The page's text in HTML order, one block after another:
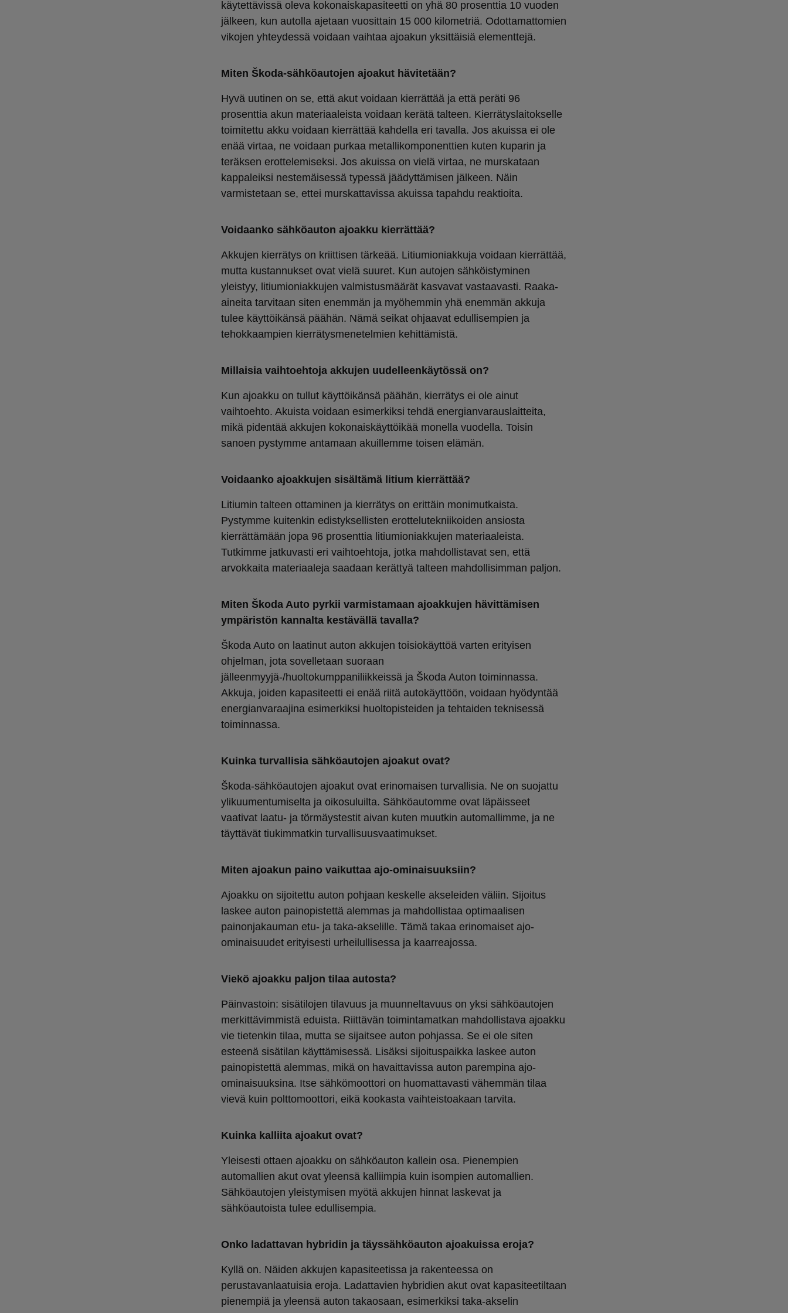
käytettävissä oleva kokonaiskapasiteetti on yhä 80 prosenttia 10 vuoden
jälkeen, kun autolla ajetaan vuosittain 15 000 kilometriä. Odottamattomien
vikojen yhteydessä voidaan vaihtaa ajoakun yksittäisiä elementtejä.
Miten Škoda-sähköautojen ajoakut hävitetään?
Hyvä uutinen on se, että akut voidaan kierrättää ja että peräti 96
prosenttia akun materiaaleista voidaan kerätä talteen. Kierrätyslaitokselle
toimitettu akku voidaan kierrättää kahdella eri tavalla. Jos akuissa ei ole
enää virtaa, ne voidaan purkaa metallikomponenttien kuten kuparin ja
teräksen erottelemiseksi. Jos akuissa on vielä virtaa, ne murskataan
kappaleiksi nestemäisessä typessä jäädyttämisen jälkeen. Näin
varmistetaan se, ettei murskattavissa akuissa tapahdu reaktioita.
Voidaanko sähköauton ajoakku kierrättää?
Akkujen kierrätys on kriittisen tärkeää. Litiumioniakkuja voidaan kierrättää,
mutta kustannukset ovat vielä suuret. Kun autojen sähköistyminen
yleistyy, litiumioniakkujen valmistusmäärät kasvavat vastaavasti. Raaka-
aineita tarvitaan siten enemmän ja myöhemmin yhä enemmän akkuja
tulee käyttöikänsä päähän. Nämä seikat ohjaavat edullisempien ja
tehokkaampien kierrätysmenetelmien kehittämistä.
Millaisia vaihtoehtoja akkujen uudelleenkäytössä on?
Kun ajoakku on tullut käyttöikänsä päähän, kierrätys ei ole ainut
vaihtoehto. Akuista voidaan esimerkiksi tehdä energianvarauslaitteita,
mikä pidentää akkujen kokonaiskäyttöikää monella vuodella. Toisin
sanoen pystymme antamaan akuillemme toisen elämän.
Voidaanko ajoakkujen sisältämä litium kierrättää?
Litiumin talteen ottaminen ja kierrätys on erittäin monimutkaista.
Pystymme kuitenkin edistyksellisten erottelutekniikoiden ansiosta
kierrättämään jopa 96 prosenttia litiumioniakkujen materiaaleista.
Tutkimme jatkuvasti eri vaihtoehtoja, jotka mahdollistavat sen, että
arvokkaita materiaaleja saadaan kerättyä talteen mahdollisimman paljon.
Miten Škoda Auto pyrkii varmistamaan ajoakkujen hävittämisen
ympäristön kannalta kestävällä tavalla?
Škoda Auto on laatinut auton akkujen toisiokäyttöä varten erityisen
ohjelman, jota sovelletaan suoraan
jälleenmyyjä-/huoltokumppaniliikkeissä ja Škoda Auton toiminnassa.
Akkuja, joiden kapasiteetti ei enää riitä autokäyttöön, voidaan hyödyntää
energianvaraajina esimerkiksi huoltopisteiden ja tehtaiden teknisessä
toiminnassa.
Kuinka turvallisia sähköautojen ajoakut ovat?
Škoda-sähköautojen ajoakut ovat erinomaisen turvallisia. Ne on suojattu
ylikuumentumiselta ja oikosuluilta. Sähköautomme ovat läpäisseet
vaativat laatu- ja törmäystestit aivan kuten muutkin automallimme, ja ne
täyttävät tiukimmatkin turvallisuusvaatimukset.
Miten ajoakun paino vaikuttaa ajo-ominaisuuksiin?
Ajoakku on sijoitettu auton pohjaan keskelle akseleiden väliin. Sijoitus
laskee auton painopistettä alemmas ja mahdollistaa optimaalisen
painonjakauman etu- ja taka-akselille. Tämä takaa erinomaiset ajo-
ominaisuudet erityisesti urheilullisessa ja kaarreajossa.
Viekö ajoakku paljon tilaa autosta?
Päinvastoin: sisätilojen tilavuus ja muunneltavuus on yksi sähköautojen
merkittävimmistä eduista. Riittävän toimintamatkan mahdollistava ajoakku
vie tietenkin tilaa, mutta se sijaitsee auton pohjassa. Se ei ole siten
esteenä sisätilan käyttämisessä. Lisäksi sijoituspaikka laskee auton
painopistettä alemmas, mikä on havaittavissa auton parempina ajo-
ominaisuuksina. Itse sähkömoottori on huomattavasti vähemmän tilaa
vievä kuin polttomoottori, eikä kookasta vaihteistoakaan tarvita.
Kuinka kalliita ajoakut ovat?
Yleisesti ottaen ajoakku on sähköauton kallein osa. Pienempien
automallien akut ovat yleensä kalliimpia kuin isompien automallien.
Sähköautojen yleistymisen myötä akkujen hinnat laskevat ja
sähköautoista tulee edullisempia.
Onko ladattavan hybridin ja täyssähköauton ajoakuissa eroja?
Kyllä on. Näiden akkujen kapasiteetissa ja rakenteessa on
perustavanlaatuisia eroja. Ladattavien hybridien akut ovat kapasiteetiltaan
pienempiä ja yleensä auton takaosaan, esimerkiksi taka-akselin